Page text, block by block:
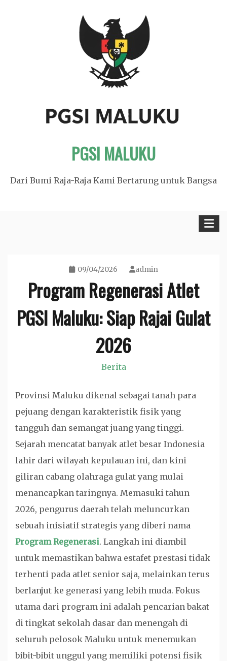
PGSI MALUKU
Dari Bumi Raja-Raja Kami Bertarung untuk Bangsa
09/04/2026 admin
Program Regenerasi Atlet
PGSI Maluku: Siap Rajai Gulat
2026
Berita
Provinsi Maluku dikenal sebagai tanah para
pejuang dengan karakteristik fisik yang
tangguh dan semangat juang yang tinggi.
Sejarah mencatat banyak atlet besar Indonesia
lahir dari wilayah kepulauan ini, dan kini
giliran cabang olahraga gulat yang mulai
menancapkan taringnya. Memasuki tahun
2026, pengurus daerah telah meluncurkan
sebuah inisiatif strategis yang diberi nama
Program Regenerasi. Langkah ini diambil
untuk memastikan bahwa estafet prestasi tidak
terhenti pada atlet senior saja, melainkan terus
berlanjut ke generasi yang lebih muda. Fokus
utama dari program ini adalah pencarian bakat
di tingkat sekolah dasar dan menengah di
seluruh pelosok Maluku untuk menemukan
bibit-bibit unggul yang memiliki potensi fisik